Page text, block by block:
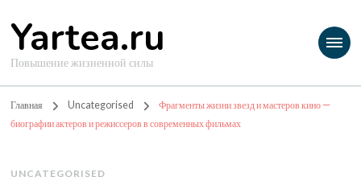
Yartea.ru
Повышение жизненной силы
Главная Uncategorised
Фрагменты жизни звезд и мастеров кино —
биографии актеров и режиссеров в современных фильмах
UNCATEGORISED